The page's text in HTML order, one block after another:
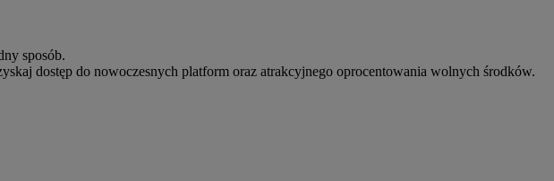
sposób.
dostęp do nowoczesnych platform oraz atrakcyjnego oprocentowania wolnych środków.